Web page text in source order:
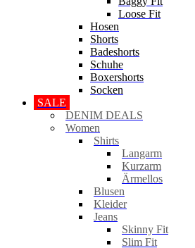
Loose Fit
Hosen
Shorts
Badeshorts
Schuhe
Boxershorts
Socken
SALE
DENIM DEALS
Women
Shirts
Langarm
Kurzarm
Ärmellos
Blusen
Kleider
Jeans
Skinny Fit
Slim Fit